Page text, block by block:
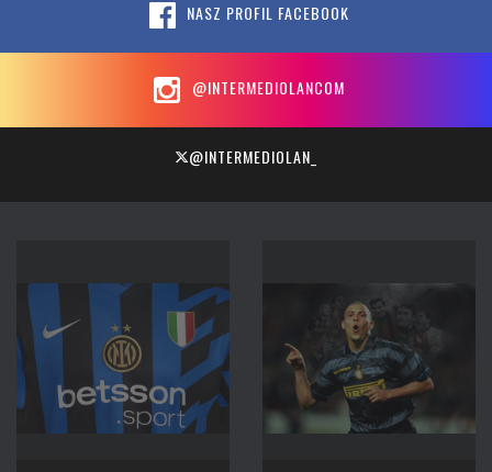
NASZ PROFIL FACEBOOK
@INTERMEDIOLANCOM
@INTERMEDIOLAN_